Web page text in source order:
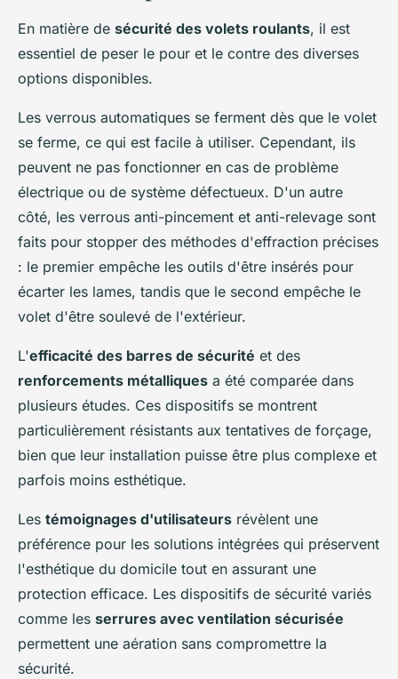
En matière de sécurité des volets roulants, il est
essentiel de peser le pour et le contre des diverses
options disponibles.
Les verrous automatiques se ferment dès que le volet
se ferme, ce qui est facile à utiliser. Cependant, ils
peuvent ne pas fonctionner en cas de problème
électrique ou de système défectueux. D'un autre
côté, les verrous anti-pincement et anti-relevage sont
faits pour stopper des méthodes d'effraction précises
: le premier empêche les outils d'être insérés pour
écarter les lames, tandis que le second empêche le
volet d'être soulevé de l'extérieur.
L'efficacité des barres de sécurité et des
renforcements métalliques a été comparée dans
plusieurs études. Ces dispositifs se montrent
particulièrement résistants aux tentatives de forçage,
bien que leur installation puisse être plus complexe et
parfois moins esthétique.
Les témoignages d'utilisateurs révèlent une
préférence pour les solutions intégrées qui préservent
l'esthétique du domicile tout en assurant une
protection efficace. Les dispositifs de sécurité variés
comme les serrures avec ventilation sécurisée
permettent une aération sans compromettre la
sécurité.